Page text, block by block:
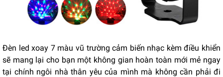
Đèn led xoay 7 màu vũ trường cảm biến nhạc kèm điều khiển
sẽ mang lại cho bạn một không gian hoàn toàn mới mẻ ngay
tại chính ngôi nhà thân yêu của mình mà không cần phải đi